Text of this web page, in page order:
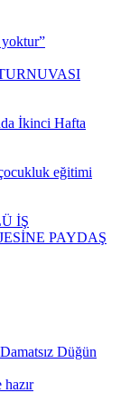
yoktur”
İkinci Hafta
eğitimi
İŞ
PAYDAŞ
Düğün